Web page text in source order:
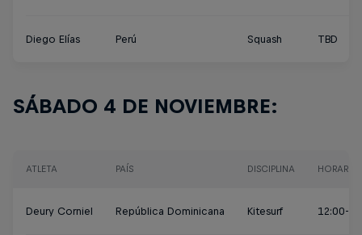
Diego Elías Perú Squash TBD
SÁBADO 4 DE NOVIEMBRE:
ATLETA PAÍS DISCIPLINA HORARIO
Deury Corniel República Dominicana Kitesurf 12:00-